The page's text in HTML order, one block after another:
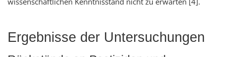
Ergebnisse der Untersuchungen